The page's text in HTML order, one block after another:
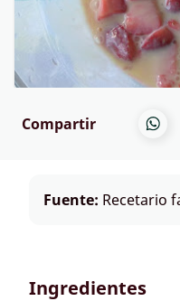
Compartir
Fuente: Recetario
Ingredientes